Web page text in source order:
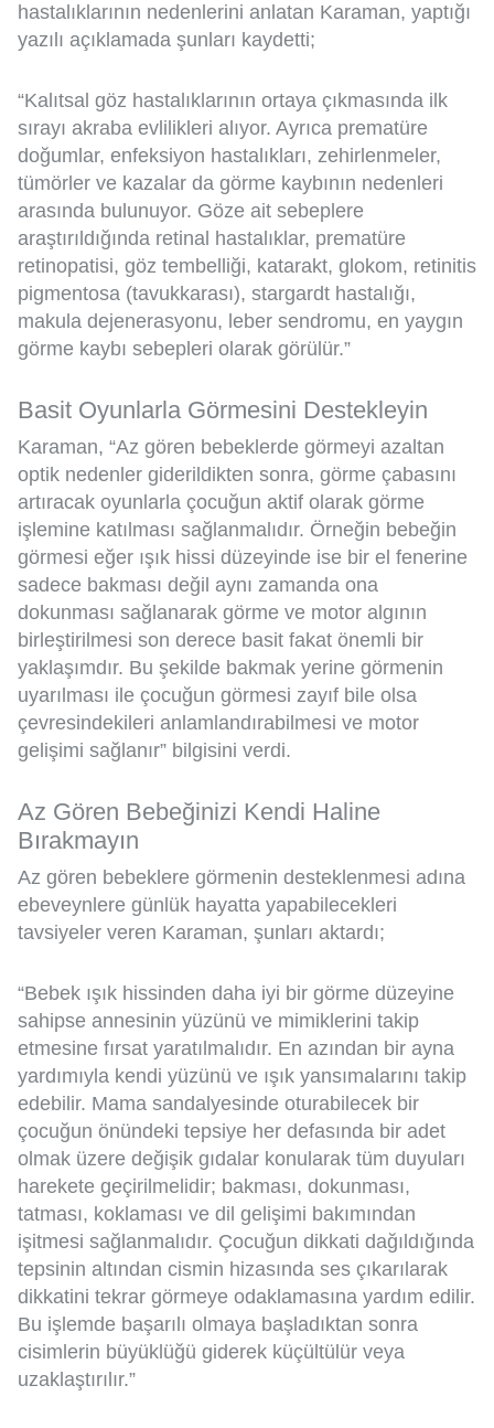
hastalıklarının nedenlerini anlatan Karaman, yaptığı
yazılı açıklamada şunları kaydetti;
“Kalıtsal göz hastalıklarının ortaya çıkmasında ilk
sırayı akraba evlilikleri alıyor. Ayrıca prematüre
doğumlar, enfeksiyon hastalıkları, zehirlenmeler,
tümörler ve kazalar da görme kaybının nedenleri
arasında bulunuyor. Göze ait sebeplere
araştırıldığında retinal hastalıklar, prematüre
retinopatisi, göz tembelliği, katarakt, glokom, retinitis
pigmentosa (tavukkarası), stargardt hastalığı,
makula dejenerasyonu, leber sendromu, en yaygın
görme kaybı sebepleri olarak görülür.”
Basit Oyunlarla Görmesini Destekleyin
Karaman, “Az gören bebeklerde görmeyi azaltan
optik nedenler giderildikten sonra, görme çabasını
artıracak oyunlarla çocuğun aktif olarak görme
işlemine katılması sağlanmalıdır. Örneğin bebeğin
görmesi eğer ışık hissi düzeyinde ise bir el fenerine
sadece bakması değil aynı zamanda ona
dokunması sağlanarak görme ve motor algının
birleştirilmesi son derece basit fakat önemli bir
yaklaşımdır. Bu şekilde bakmak yerine görmenin
uyarılması ile çocuğun görmesi zayıf bile olsa
çevresindekileri anlamlandırabilmesi ve motor
gelişimi sağlanır” bilgisini verdi.
Az Gören Bebeğinizi Kendi Haline
Bırakmayın
Az gören bebeklere görmenin desteklenmesi adına
ebeveynlere günlük hayatta yapabilecekleri
tavsiyeler veren Karaman, şunları aktardı;
“Bebek ışık hissinden daha iyi bir görme düzeyine
sahipse annesinin yüzünü ve mimiklerini takip
etmesine fırsat yaratılmalıdır. En azından bir ayna
yardımıyla kendi yüzünü ve ışık yansımalarını takip
edebilir. Mama sandalyesinde oturabilecek bir
çocuğun önündeki tepsiye her defasında bir adet
olmak üzere değişik gıdalar konularak tüm duyuları
harekete geçirilmelidir; bakması, dokunması,
tatması, koklaması ve dil gelişimi bakımından
işitmesi sağlanmalıdır. Çocuğun dikkati dağıldığında
tepsinin altından cismin hizasında ses çıkarılarak
dikkatini tekrar görmeye odaklamasına yardım edilir.
Bu işlemde başarılı olmaya başladıktan sonra
cisimlerin büyüklüğü giderek küçültülür veya
uzaklaştırılır.”